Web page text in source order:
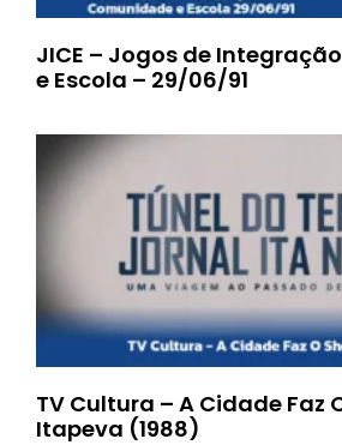
JICE – Jogos de
e Escola – 29/06/91
TV Cultura – A Cidade Faz
Itapeva (1988)